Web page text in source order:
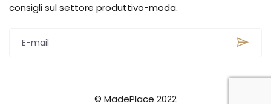
consigli sul settore produttivo-moda.
© MadePlace 2022